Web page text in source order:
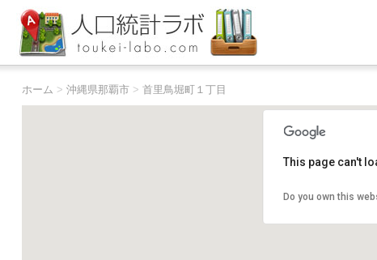
ホーム > 沖縄県那覇市> 首里鳥堀町１丁目
This page can't
Do you own this